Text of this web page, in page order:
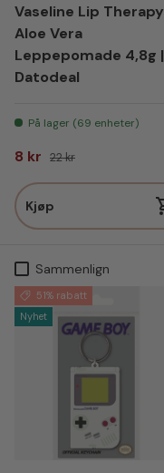
Vaseline Lip Therapy
Aloe Vera
Leppepomade 4,8g |
Datodeal
På lager (69 enheter)
Salgspris
8 kr Vanlig pris
22 kr
Kjøp
Sammenlign
51% rabatt
Nyhet